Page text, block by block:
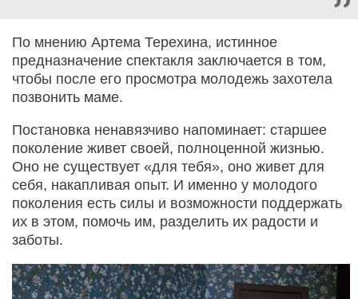
По мнению Артема Терехина, истинное
предназначение спектакля заключается в том,
чтобы после его просмотра молодежь захотела
позвонить маме.
Постановка ненавязчиво напоминает: старшее
поколение живет своей, полноценной жизнью.
Оно не существует «для тебя», оно живет для
себя, накапливая опыт. И именно у молодого
поколения есть силы и возможности поддержать
их в этом, помочь им, разделить их радости и
заботы.